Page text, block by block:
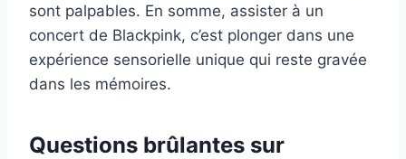
sont palpables. En somme, assister à un
concert de Blackpink, c’est plonger dans une
expérience sensorielle unique qui reste gravée
dans les mémoires.
Questions brûlantes sur